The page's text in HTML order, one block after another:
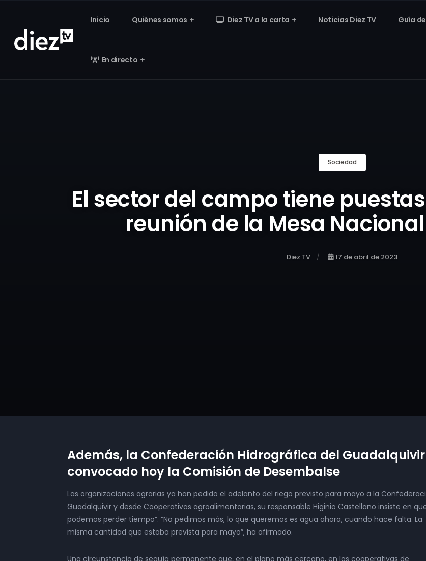
Inicio Quiénes somos Diez TV a la carta Noticias Diez TV Guía
En directo
Sociedad
El sector del campo tiene
reunión de la Mesa
Diez TV 17 de abril de 2023
Además, la Confederación Hidrográfica del
convocado hoy la Comisión de Desembalse
Las organizaciones agrarias ya han pedido el adelanto del riego previsto para mayo a la
Guadalquivir y desde Cooperativas agroalimentarias, su responsable Higinio Castellano insiste en
podemos perder tiempo”. “No pedimos más, lo que queremos es agua ahora, cuando hace falta. La
misma cantidad que estaba prevista para mayo”, ha afirmado.
Una circunstancia de sequía permanente que, en el plano más cercano, en las cooperativas de